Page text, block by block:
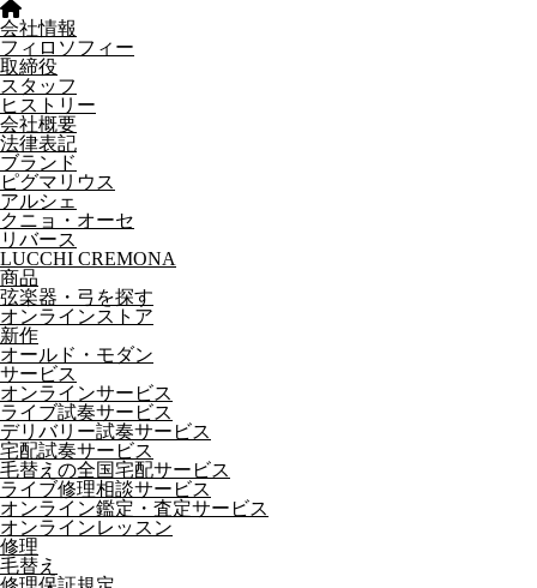
会社情報
フィロソフィー
取締役
スタッフ
ヒストリー
会社概要
法律表記
ブランド
ピグマリウス
アルシェ
クニョ・オーセ
リバース
LUCCHI CREMONA
商品
弦楽器・弓を探す
オンラインストア
新作
オールド・モダン
サービス
オンラインサービス
ライブ試奏サービス
デリバリー試奏サービス
宅配試奏サービス
毛替えの全国宅配サービス
ライブ修理相談サービス
オンライン鑑定・査定サービス
オンラインレッスン
修理
毛替え